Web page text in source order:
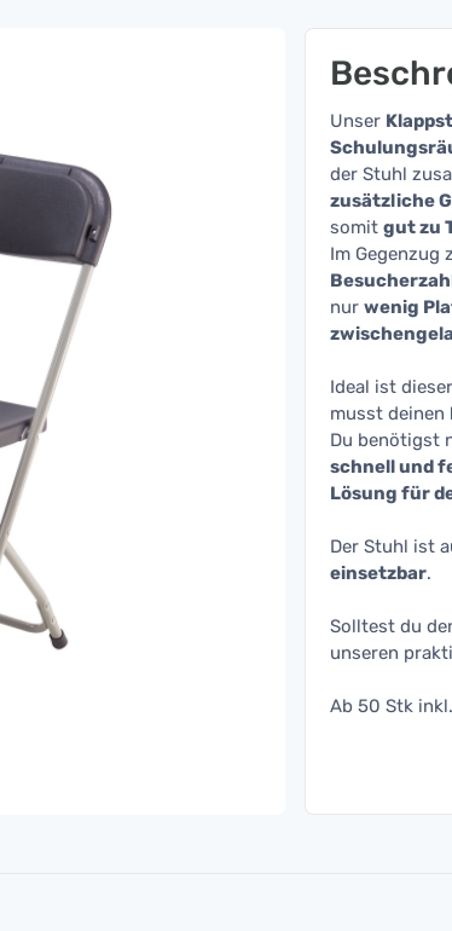
Unser
der Stuhl
zusätzliche
somit gut zu
Im Gegenzug
nur wenig
Ideal ist
musst deinen
Du benötigst
schnell und
Lösung für
Der Stuhl ist
einsetzbar.
Solltest du
unseren
Ab 50 Stk